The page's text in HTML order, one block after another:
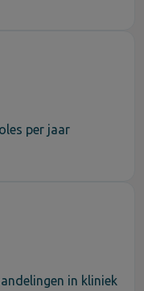
per jaar
in kliniek